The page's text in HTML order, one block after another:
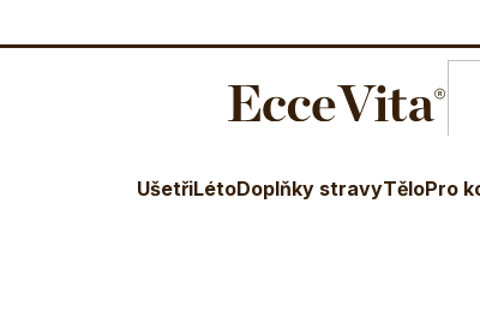
UšetřiLétoDoplňky stravyTěloPro
Doplňky stravy Byliny Bylinné čaje